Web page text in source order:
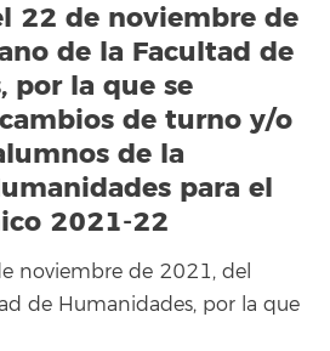
22 de noviembre de
de la Facultad de
por la que se
de turno y/o
de la
para el
2021-22
noviembre de 2021, del
de Humanidades, por la que